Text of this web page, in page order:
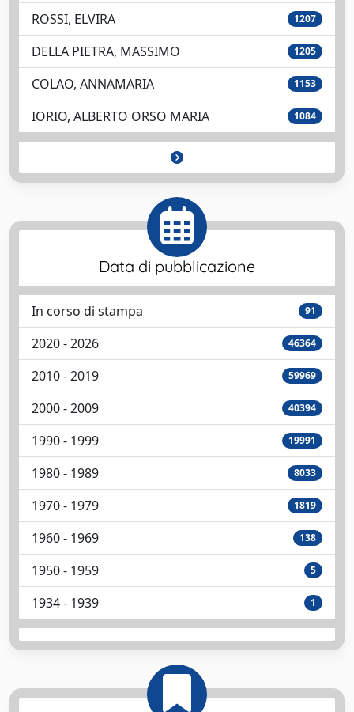
ROSSI, ELVIRA 1207
DELLA PIETRA, MASSIMO 1205
COLAO, ANNAMARIA 1153
IORIO, ALBERTO ORSO MARIA 1084
Data di pubblicazione
In corso di stampa 91
2020 - 2026 46364
2010 - 2019 59969
2000 - 2009 40394
1990 - 1999 19991
1980 - 1989 8033
1970 - 1979 1819
1960 - 1969 138
1950 - 1959 5
1934 - 1939 1